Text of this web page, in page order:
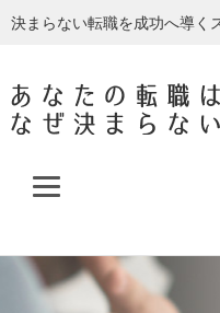
決まらない転職を成功へ導く